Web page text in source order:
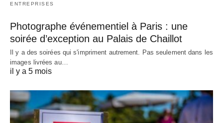
ENTREPRISES
Photographe événementiel à Paris : une
soirée d’exception au Palais de Chaillot
Il y a des soirées qui s'impriment autrement. Pas seulement dans les
images livrées au…
il y a 5 mois